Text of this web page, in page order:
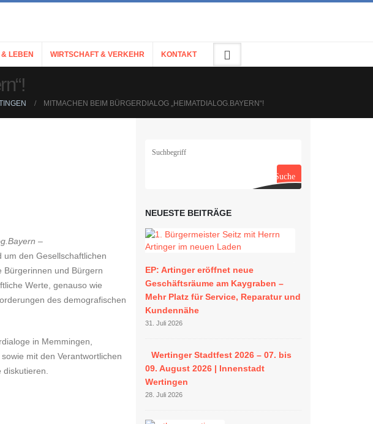
& LEBEN WIRTSCHAFT & VERKEHR KONTAKT
MITMACHEN BEIM BÜRGERDIALOG „HEIMATDIALOG.BAYERN“!
–
den Gesellschaftlichen
Bürgerinnen und Bürgern
Werte, genauso wie
des demografischen
in Memmingen,
mit den Verantwortlichen
Suche
NEUESTE BEITRÄGE
EP: Artinger eröffnet neue
Geschäftsräume am Kaygraben –
Mehr Platz für Service, Reparatur und
Kundennähe
31. Juli 2026
Wertinger Stadtfest 2026 – 07. bis
09. August 2026 | Innenstadt
Wertingen
28. Juli 2026